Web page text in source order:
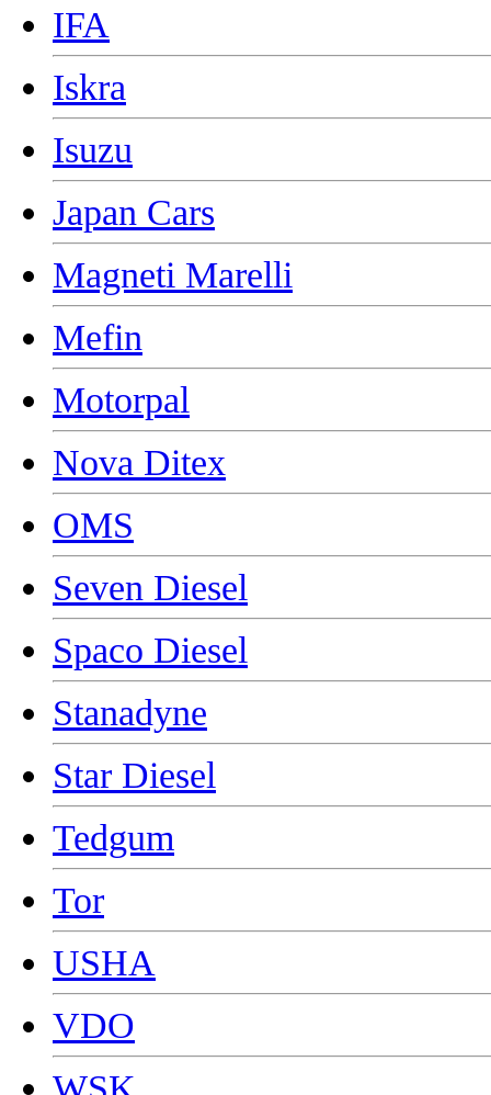
IFA
Iskra
Isuzu
Japan Cars
Magneti Marelli
Mefin
Motorpal
Nova Ditex
OMS
Seven Diesel
Spaco Diesel
Stanadyne
Star Diesel
Tedgum
Tor
USHA
VDO